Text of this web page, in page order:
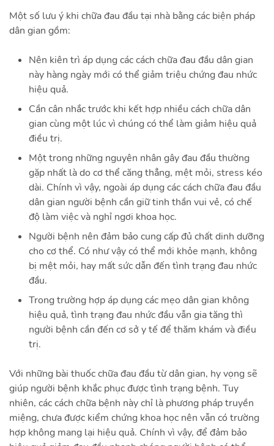
Một số lưu ý khi chữa đau đầu tại nhà bằng các biện pháp
dân gian gồm:
Nên kiên trì áp dụng các cách chữa đau đầu dân gian
này hàng ngày mới có thể giảm triệu chứng đau nhức
hiệu quả.
Cần cân nhắc trước khi kết hợp nhiều cách chữa dân
gian cùng một lúc vì chúng có thể làm giảm hiệu quả
điều trị.
Một trong những nguyên nhân gây đau đầu thường
gặp nhất là do cơ thể căng thẳng, mệt mỏi, stress kéo
dài. Chính vì vậy, ngoài áp dụng các cách chữa đau đầu
dân gian người bệnh cần giữ tinh thần vui vẻ, có chế
độ làm việc và nghỉ ngơi khoa học.
Người bệnh nên đảm bảo cung cấp đủ chất dinh dưỡng
cho cơ thể. Có như vậy có thể mới khỏe mạnh, không
bị mệt mỏi, hay mất sức dẫn đến tình trạng đau nhức
đầu.
Trong trường hợp áp dụng các mẹo dân gian không
hiệu quả, tình trạng đau nhức đầu vẫn gia tăng thì
người bệnh cần đến cơ sở y tế để thăm khám và điều
trị.
Với những bài thuốc chữa đau đầu từ dân gian, hy vọng sẽ
giúp người bệnh khắc phục được tình trạng bệnh. Tuy
nhiên, các cách chữa bệnh này chỉ là phương pháp truyền
miệng, chưa được kiểm chứng khoa học nên vẫn có trường
hợp không mang lại hiệu quả. Chính vì vậy, để đảm bảo